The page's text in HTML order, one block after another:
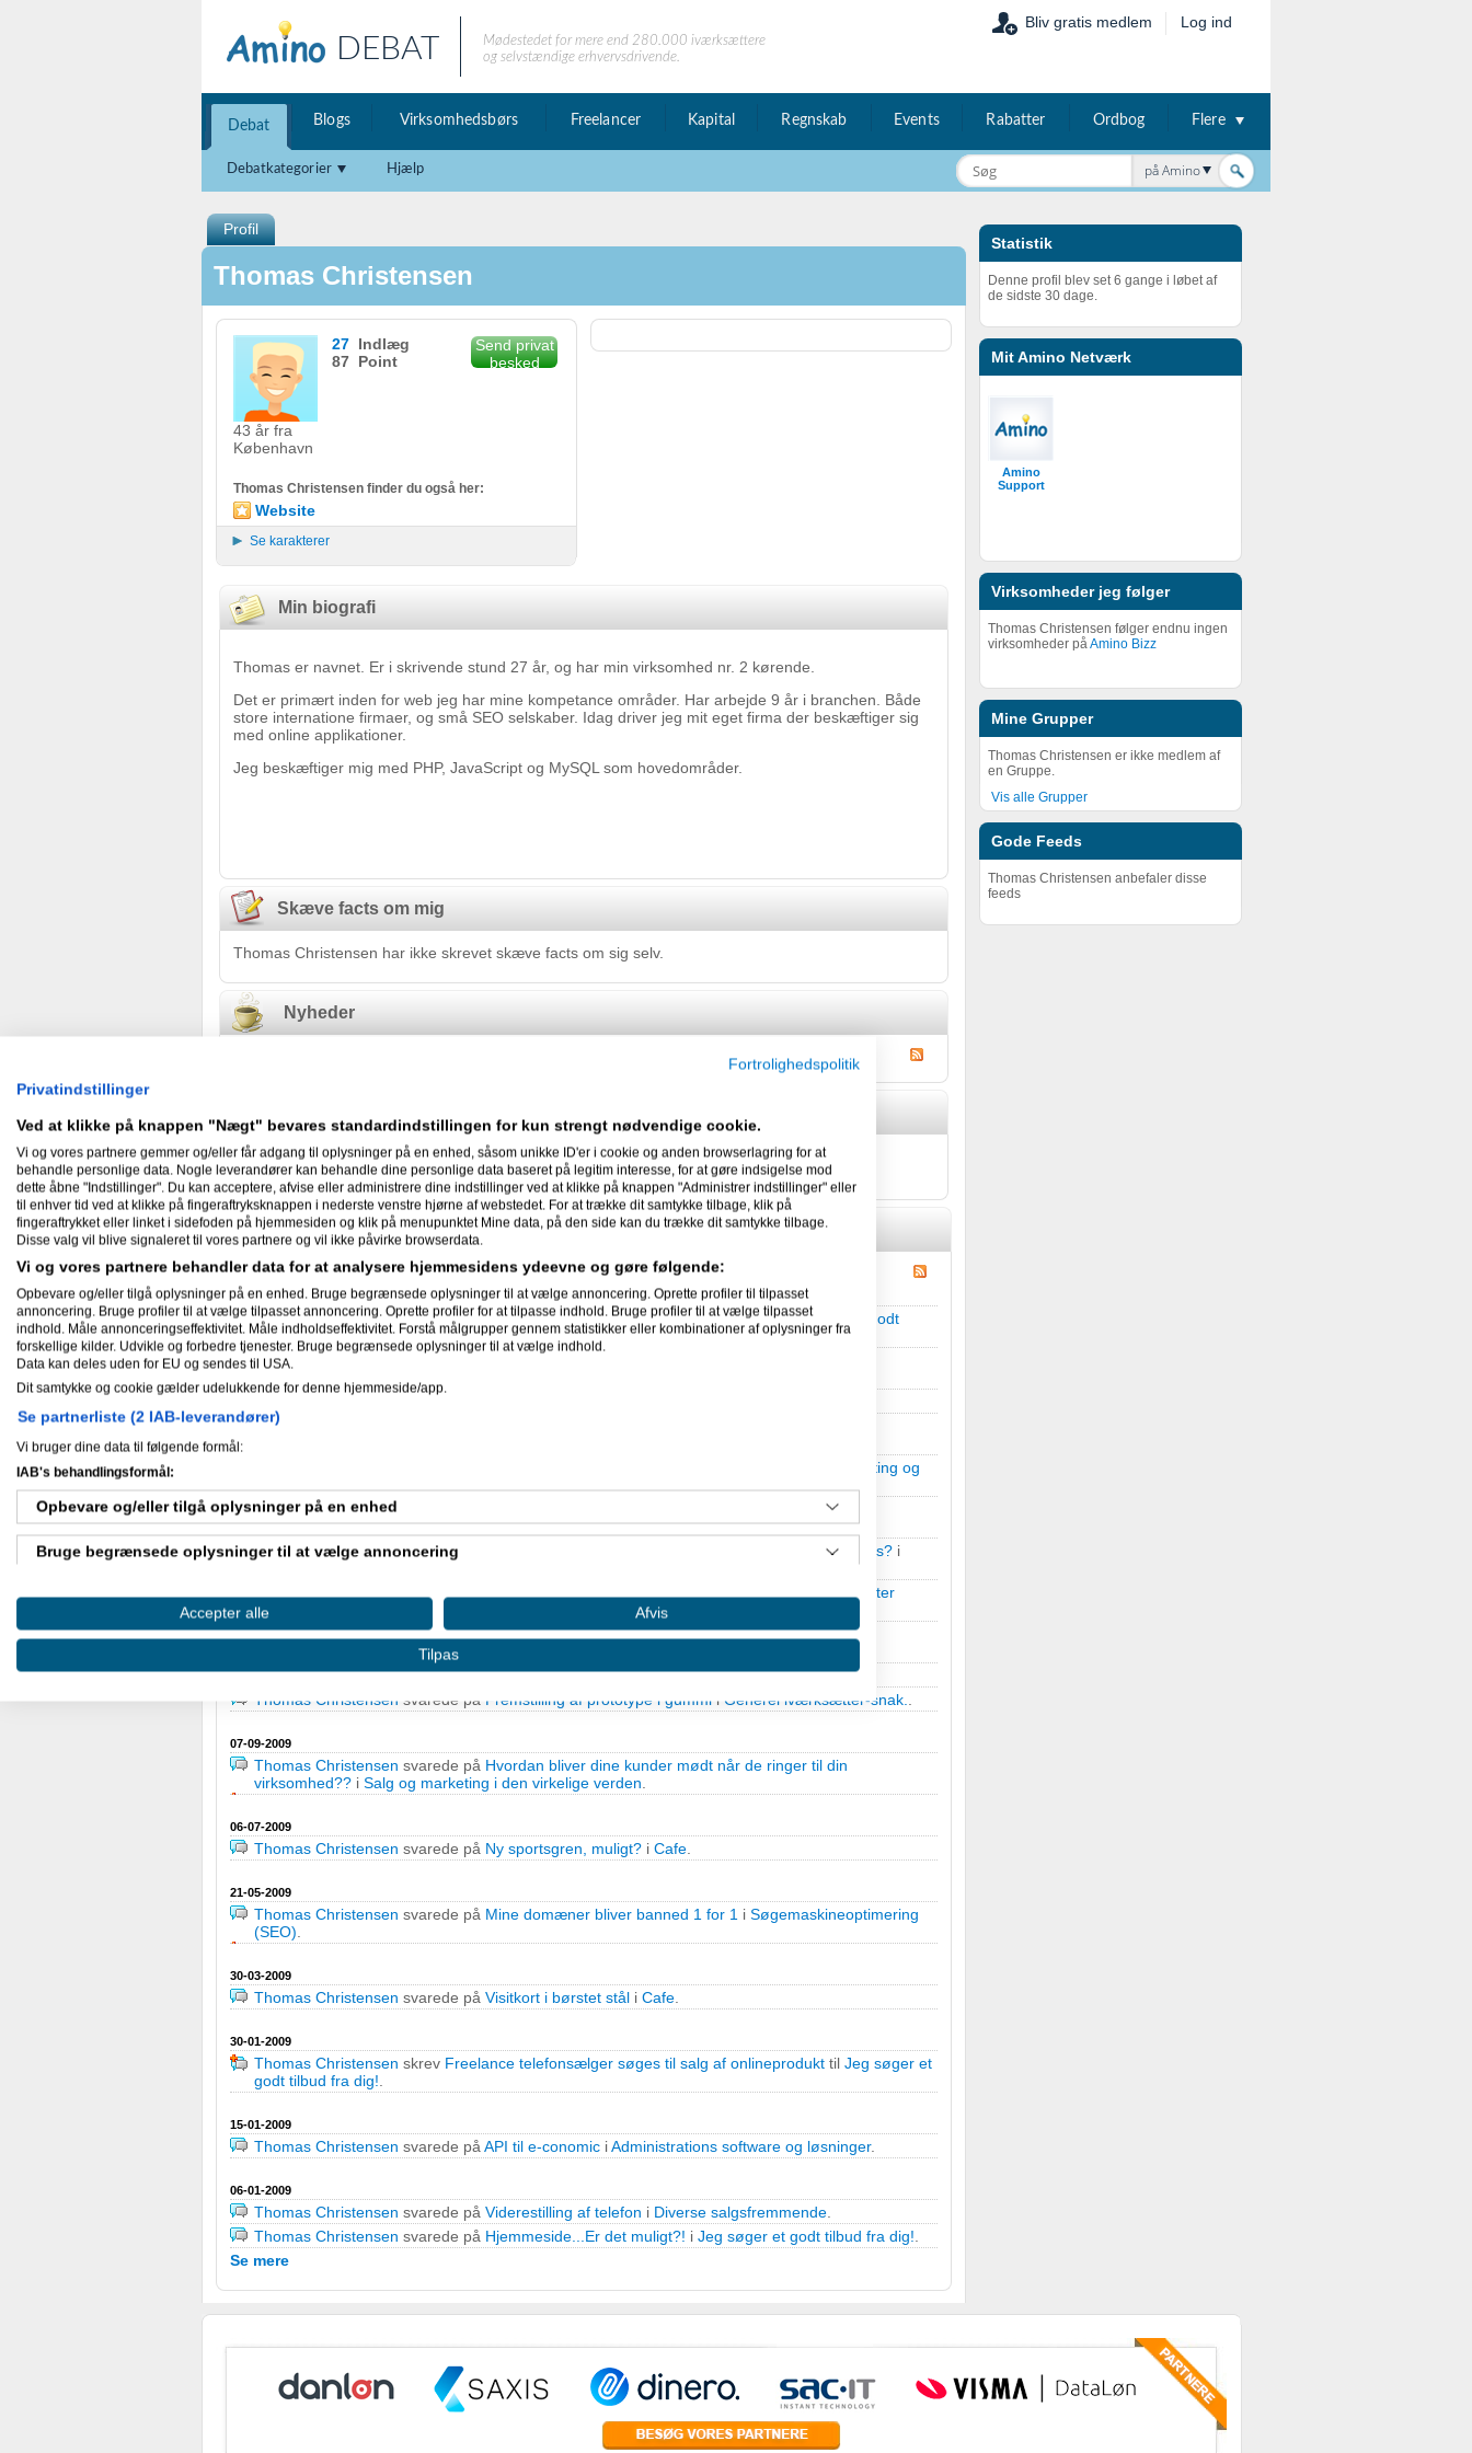
DEBAT
Mødestedet for mere end 280.000 iværksættere
og selvstændige erhvervsdrivende.
Bliv gratis medlem Log ind
Debat Blogs Virksomhedsbørs Freelancer Kapital Regnskab Events Rabatter Ordbog Flere
Debatkategorier Hjælp på Amino
Statistik
Denne profil blev set 6 gange i løbet af
de sidste 30 dage.
Mit Amino Netværk
Amino
Support
Virksomheder jeg følger
Thomas Christensen følger endnu ingen
virksomheder påAmino Bizz
Mine Grupper
Thomas Christensen er ikke medlem af
en Gruppe.
Vis alle Grupper
Gode Feeds
Thomas Christensen anbefaler disse
feeds
Profil
Thomas Christensen
43 år fra
København
27 Indlæg
87 Point
Send privat
besked
Thomas Christensen finder du også her:
Website
Se karakterer
Min biografi
Thomas er navnet. Er i skrivende stund 27 år, og har min virksomhed nr. 2 kørende.
Det er primært inden for web jeg har mine kompetance områder. Har arbejde 9 år i branchen. Både
store internatione firmaer, og små SEO selskaber. Idag driver jeg mit eget firma der beskæftiger sig
med online applikationer.
Jeg beskæftiger mig med PHP, JavaScript og MySQL som hovedområder.
Skæve facts om mig
Thomas Christensen har ikke skrevet skæve facts om sig selv.
Nyheder
Ingen har endnu skrevet i Thomas Christensen's Gæstebog
Mine aktiviteter
21-10-2010
Thomas Christensensvarede påHvem kan og vil lave vores hjemmeside. iJeg søger et godt
tilbud fra dig!.
22-01-2010
04-01-2010
Teknik, hosting og
30-12-2009
Thomas Christensensvarede på Nogen som kender et godt værktøj til at tælle interne links? i
Gode iværksætter
websites, bøger, software m.m.
Thomas Christensensvarede påJulegaveriDiverse salgsfremmende.
Thomas Christensen svarede på Fremstilling af prototype i gummi i Generel iværksætter-snak.
07-09-2009
Thomas Christensen svarede på Hvordan bliver dine kunder mødt når de ringer til din
virksomhed?? i Salg og marketing i den virkelige verden
06-07-2009
Thomas Christensen svarede på Ny sportsgren, muligt? i Cafe
21-05-2009
Thomas Christensen svarede på Mine domæner bliver banned 1 for 1 i Søgemaskineoptimering
(SEO)
30-03-2009
Thomas Christensen svarede på Visitkort i børstet stål i Cafe
30-01-2009
Thomas Christensen skrev Freelance telefonsælger søges til salg af onlineprodukt til Jeg søger et
godt tilbud fra dig!
15-01-2009
Thomas Christensen svarede på API til e-conomic iAdministrations software og løsninger.
06-01-2009
Thomas Christensen svarede på Viderestilling af telefon i Diverse salgsfremmende
Thomas Christensen svarede på Hjemmeside...Er det muligt?! i Jeg søger et godt tilbud fra dig!
Se mere
Fortrolighedspolitik
Privatindstillinger
Ved at klikke på knappen "Nægt" bevares standardindstillingen for kun strengt nødvendige cookie.
Vi og vores partnere gemmer og/eller får adgang til oplysninger på en enhed, såsom unikke ID'er i cookie og anden browserlagring for at
behandle personlige data. Nogle leverandører kan behandle dine personlige data baseret på legitim interesse, for at gøre indsigelse mod
dette åbne "Indstillinger". Du kan acceptere, afvise eller administrere dine indstillinger ved at klikke på knappen "Administrer indstillinger" eller
til enhver tid ved at klikke på fingeraftryksknappen i nederste venstre hjørne af webstedet. For at trække dit samtykke tilbage, klik på
fingeraftrykket eller linket i sidefoden på hjemmesiden og klik på menupunktet Mine data, på den side kan du trække dit samtykke tilbage.
Disse valg vil blive signaleret til vores partnere og vil ikke påvirke browserdata.
Vi og vores partnere behandler data for at analysere hjemmesidens ydeevne og gøre følgende:
Opbevare og/eller tilgå oplysninger på en enhed. Bruge begrænsede oplysninger til at vælge annoncering. Oprette profiler til tilpasset
annoncering. Bruge profiler til at vælge tilpasset annoncering. Oprette profiler for at tilpasse indhold. Bruge profiler til at vælge tilpasset
indhold. Måle annonceringseffektivitet. Måle indholdseffektivitet. Forstå målgrupper gennem statistikker eller kombinationer af oplysninger fra
forskellige kilder. Udvikle og forbedre tjenester. Bruge begrænsede oplysninger til at vælge indhold.
Data kan deles uden for EU og sendes til USA.
Dit samtykke og cookie gælder udelukkende for denne hjemmeside/app.
Se partnerliste (2 IAB-leverandører)
Vi bruger dine data til følgende formål:
IAB's behandlingsformål:
Opbevare og/eller tilgå oplysninger på en enhed
Bruge begrænsede oplysninger til at vælge annoncering
Oprette profiler til tilpasset annoncering
Bruge profiler til at vælge tilpasset annoncering
Måle annonceringseffektivitet
Forstå målgrupper gennem statistikker eller kombinationer af oplysninger fra forskellige
Bruge begrænsede oplysninger til at vælge indhold
Bruge præcise geografiske placeringsoplysninger
Identificere enheder baseret på aktivt anmodede oplysninger
Annoncering / marketing
Accepter alle Afvis
Tilpas